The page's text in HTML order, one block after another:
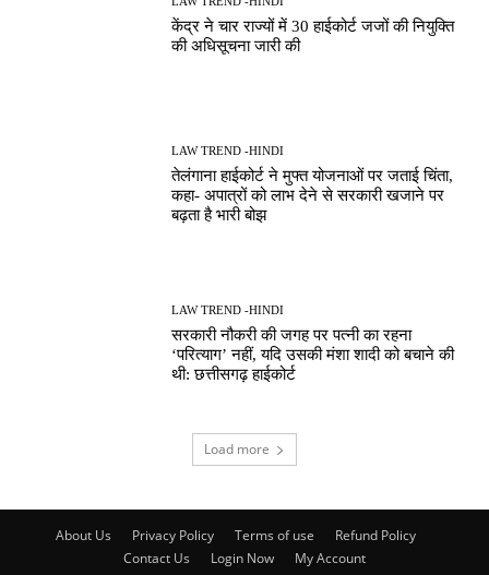
केंद्र ने चार राज्यों में 30 हाईकोर्ट जजों की नियुक्ति
की अधिसूचना जारी की
LAW TREND -HINDI
तेलंगाना हाईकोर्ट ने मुफ्त योजनाओं पर जताई चिंता,
कहा- अपात्रों को लाभ देने से सरकारी खजाने पर
बढ़ता है भारी बोझ
LAW TREND -HINDI
सरकारी नौकरी की जगह पर पत्नी का रहना
‘परित्याग’ नहीं, यदि उसकी मंशा शादी को बचाने की
थी: छत्तीसगढ़ हाईकोर्ट
Load more
About Us Privacy Policy Terms of use
Refund Policy
Contact Us
Login Now My Account